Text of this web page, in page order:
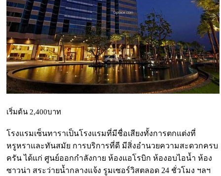
เริ่มต้น 2,400บาท
โรงแรมเซ็นทาราเป็นโรงแรมที่มีชื่อเสียงทั้งการตกแต่งที่
หรูหราและทันสมัย การบริการที่ดี มีสิ่งอำนวยความสะดวกครบ
ครัน ได้แก่ ศูนย์ออกกำลังกาย ห้องแอโรบิก ห้องอบไอน้ำ ห้อง
ซาวน่า สระว่ายน้ำกลางแจ้ง รูมเซอร์วิสตลอด 24 ชั่วโมง ฯลฯ